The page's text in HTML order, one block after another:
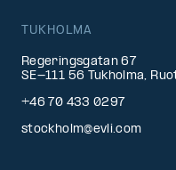
TUKHOLMA
Regeringsgatan 67
SE-111 56 Tukholma,
+46 70 433 0297
stockholm@evli.com